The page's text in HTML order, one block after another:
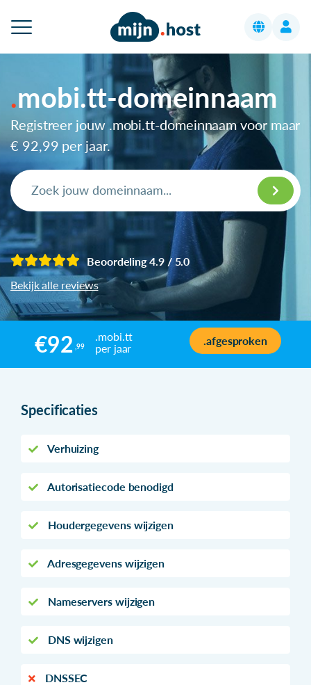
mobi.tt-domeinnaam
Registreer jouw .mobi.tt-domeinnaam voor maar
€ 92,99 per jaar.
Beoordeling 4.9 / 5.0
Bekijk alle reviews
€92 ,99
.mobi.tt
per jaar
.afgesproken
Specificaties
Verhuizing
Autorisatiecode benodigd
Houdergegevens wijzigen
Adresgegevens wijzigen
Nameservers wijzigen
DNS wijzigen
DNSSEC